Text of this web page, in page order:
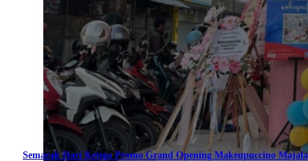
Semarak Hari Ketiga Promo Grand Opening Makeupuccino